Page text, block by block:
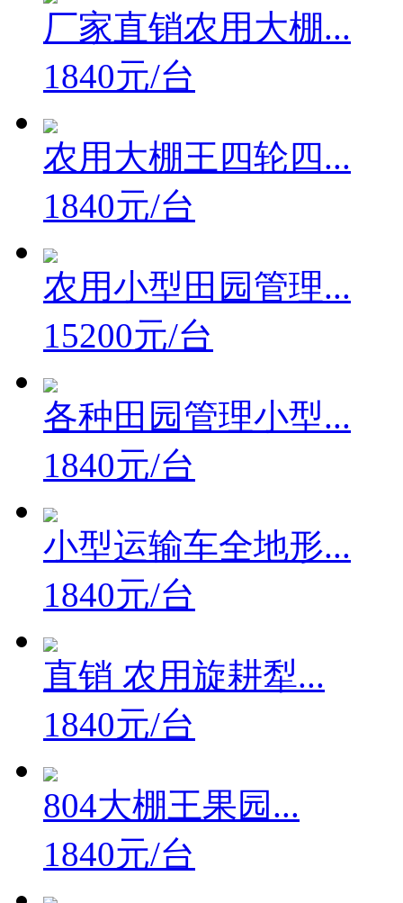
厂家直销农用大棚...
1840元/台
农用大棚王四轮四...
1840元/台
农用小型田园管理...
15200元/台
各种田园管理小型...
1840元/台
小型运输车全地形...
1840元/台
直销 农用旋耕犁...
1840元/台
804大棚王果园...
1840元/台